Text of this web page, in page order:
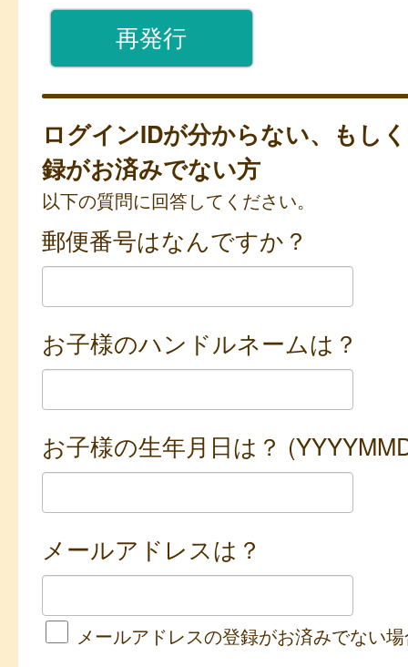
ログインIDが分からない、もし
録がお済みでない方
以下の質問に回答してください。
郵便番号はなんですか？
お子様のハンドルネームは？
お子様の生年月日は？
メールアドレスは？
メールアドレスの登録がお済みでない